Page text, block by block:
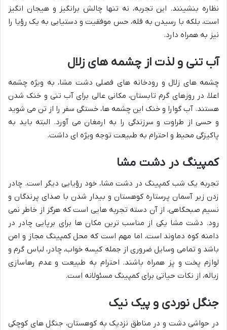
نظاره بنشینند. این تجربه، نه تنها چالش برانگیز و هیجان انگیز
است، بلکه با رسیدن به قله، حس موفقیت و دستیابی به یک رؤیا را
نیز به همراه دارد.
آب تنی و لذت از چشمه های زلال
چشمه های زلال و رودخانه های فصلی دشت مشا، به ویژه چشمه
اعلا، در روزهای گرم تابستان، مکانی عالی برای آب تنی و خنک شدن
هستند. آب گوارا و خنک این چشمه ها، خستگی سفر را از تن می شوید
و حسی از طراوت و سرزندگی را به ارمغان می آورد. البته باید به
پاکیزگی محیط و احترام به طبیعت توجه ویژه ای داشت.
کمپینگ در دشت مشا
تجربه یک شب کمپینگ در دشت مشا، خود رؤیایی دیگر است. چادر
زدن زیر آسمان پرستاره کوهستان و بیدار شدن با صدای پرندگان و
نسیم صبحگاهی، از آن دسته تجربه هایی است که هرگز از خاطر نمی
رود. دشت مشا یکی از مناسب ترین مکان ها برای برپایی چادر در
دامنه کوه دماوند است، اما مهم است که محل کمپینگ مجاز و امن
باشد و تمامی وسایل ضروری از جمله کیسه خواب، چادر، لباس گرم و
لوازم پخت و پز همراه باشند. احترام به طبیعت و عدم رهاسازی
زباله، از نکات حیاتی برای کمپینگ مسئولانه است.
جنگل نوردی و پیک نیک
در حواشی دشت و در مناطق نزدیک به کوهستان، جنگل های کوچکی